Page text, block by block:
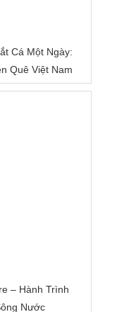
Cá Một Ngày:
Quê Việt Nam
– Hành Trình
Nước